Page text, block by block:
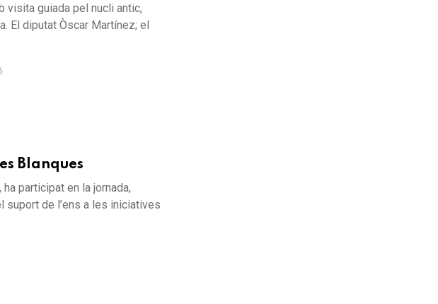
visita guiada pel nucli antic,
El diputat Òscar Martínez; el
Blanques
participat en la jornada,
suport de l’ens a les iniciatives